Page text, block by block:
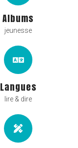
Albums
jeunesse
Langues
lire & dire